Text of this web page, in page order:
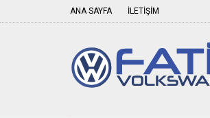
ANA SAYFA İLETİŞİM